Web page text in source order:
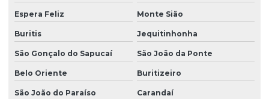
Espera Feliz Monte Sião
Buritis Jequitinhonha
São Gonçalo do Sapucaí São João da Ponte
Belo Oriente Buritizeiro
São João do Paraíso Carandaí